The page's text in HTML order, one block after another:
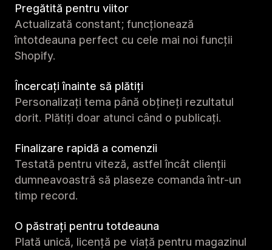
Pregătită pentru viitor
Actualizată constant; funcționează
întotdeauna perfect cu cele mai noi funcții
Shopify.
Încercați înainte să plătiți
Personalizați tema până obțineți rezultatul
dorit. Plătiți doar atunci când o publicați.
Finalizare rapidă a comenzii
Testată pentru viteză, astfel încât clienții
dumneavoastră să plaseze comanda într-un
timp record.
O păstrați pentru totdeauna
Plată unică, licență pe viață pentru magazinul